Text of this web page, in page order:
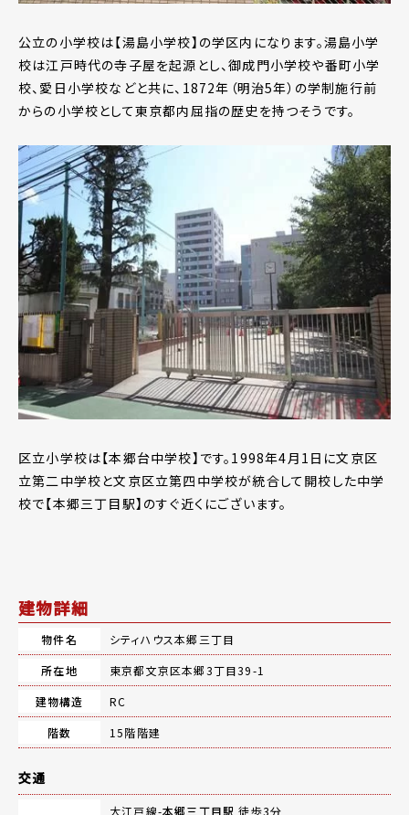
公立の小学校は【湯島小学校】の学区内になります。湯島小学
校は江戸時代の寺子屋を起源とし、御成門小学校や番町小学
校、愛日小学校などと共に、1872年（明治5年）の学制施行前
からの小学校として東京都内屈指の歴史を持つそうです。
区立小学校は【本郷台中学校】です。1998年4月1日に文京区
立第二中学校と文京区立第四中学校が統合して開校した中学
校で【本郷三丁目駅】のすぐ近くにございます。
建物詳細
物件名
シティハウス本郷三丁目
所在地
東京都文京区本郷3丁目39-1
建物構造
RC
階数
15階階建
交通
大江戸線-本郷三丁目駅 徒歩3分